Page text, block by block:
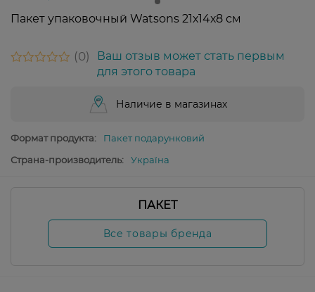
Пакет упаковочный Watsons 21х14х8 см
0
Ваш отзыв может стать первым
для этого товара
Наличие в магазинах
Формат продукта:
Пакет подарунковий
Страна-производитель:
Україна
ПАКЕТ
Все товары бренда